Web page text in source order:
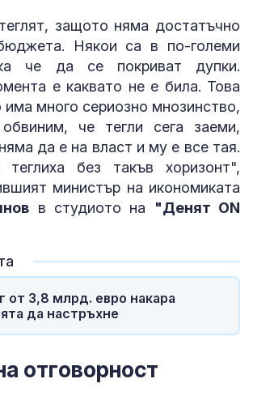
защото няма достатъчно
Някои са в по-големи
че да се покриват дупки.
е каквато не е била. Това
има много сериозно мнозинство,
че тегли сега заеми,
да е на власт и му е все тая.
теглиха без такъв хоризонт",
министър на икономиката
в студиото на
"Денят ON
от 3,8 млрд. евро накара
да настръхне
отговорност